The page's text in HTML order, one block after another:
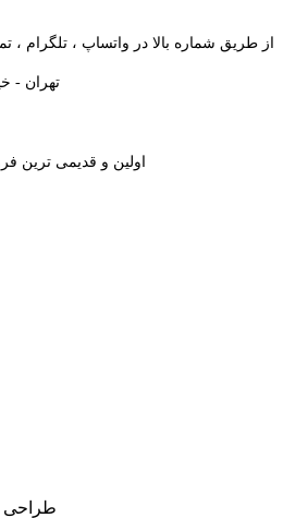
از طریق شماره بالا در واتساپ ، تلگرام
تهران -
اولین و قدیمی ترین
طراحی